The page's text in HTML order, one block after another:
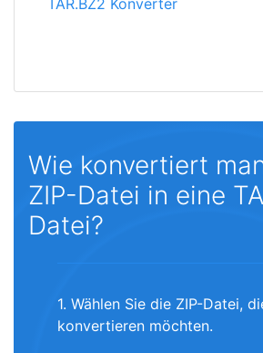
TAR.BZ2 Konverter
Wie konvertiert
ZIP-Datei in eine
Datei?
1. Wählen Sie die ZIP-Datei,
konvertieren möchten.